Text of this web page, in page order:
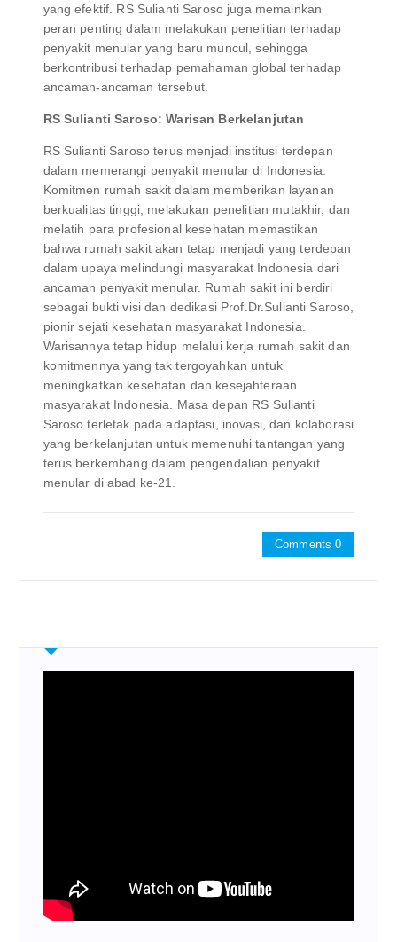
yang efektif. RS Sulianti Saroso juga memainkan
peran penting dalam melakukan penelitian terhadap
penyakit menular yang baru muncul, sehingga
berkontribusi terhadap pemahaman global terhadap
ancaman-ancaman tersebut.
RS Sulianti Saroso: Warisan Berkelanjutan
RS Sulianti Saroso terus menjadi institusi terdepan
dalam memerangi penyakit menular di Indonesia.
Komitmen rumah sakit dalam memberikan layanan
berkualitas tinggi, melakukan penelitian mutakhir, dan
melatih para profesional kesehatan memastikan
bahwa rumah sakit akan tetap menjadi yang terdepan
dalam upaya melindungi masyarakat Indonesia dari
ancaman penyakit menular. Rumah sakit ini berdiri
sebagai bukti visi dan dedikasi Prof.Dr.Sulianti Saroso,
pionir sejati kesehatan masyarakat Indonesia.
Warisannya tetap hidup melalui kerja rumah sakit dan
komitmennya yang tak tergoyahkan untuk
meningkatkan kesehatan dan kesejahteraan
masyarakat Indonesia. Masa depan RS Sulianti
Saroso terletak pada adaptasi, inovasi, dan kolaborasi
yang berkelanjutan untuk memenuhi tantangan yang
terus berkembang dalam pengendalian penyakit
menular di abad ke-21.
Comments 0